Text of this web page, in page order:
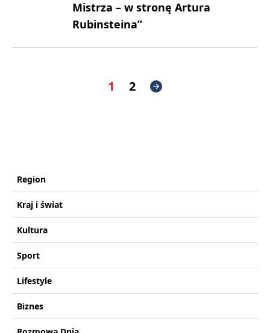
Mistrza – w stronę Artura
Rubinsteina”
1 2
Region
Kraj i świat
Kultura
Sport
Lifestyle
Biznes